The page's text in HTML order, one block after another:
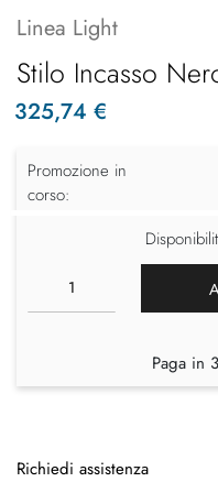
Linea Light
Stilo Incasso
325,74 €
Promozione in
corso:
Paga in
Richiedi assistenza